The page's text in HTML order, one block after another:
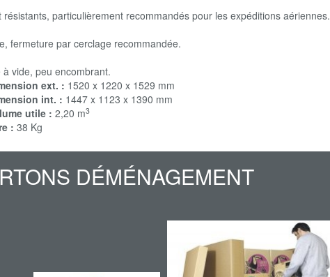
résistants, particulièrement recommandés pour les expéditions aériennes.
fermeture par cerclage recommandée.
à vide, peu encombrant.
ext. : 1520 x 1220 x 1529 mm
int. : 1447 x 1123 x 1390 mm
utile : 2,20 m3
: 38 Kg
DÉMÉNAGEMENT